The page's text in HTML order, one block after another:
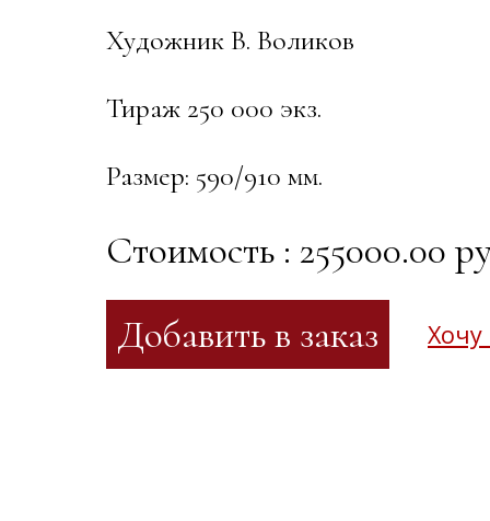
Художник В. Воликов
Тираж 250 000 экз.
Размер: 590/910 мм.
Стоимость : 255000.00
Хочу